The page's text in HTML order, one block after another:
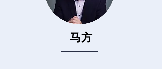
马方